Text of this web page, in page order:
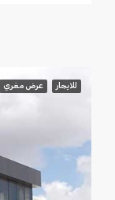
للايجار عرض مغري